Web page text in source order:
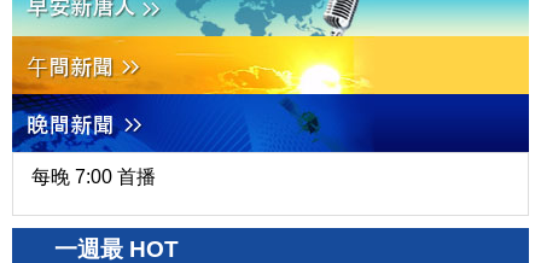
每晚 7:00 首播
一週最 HOT